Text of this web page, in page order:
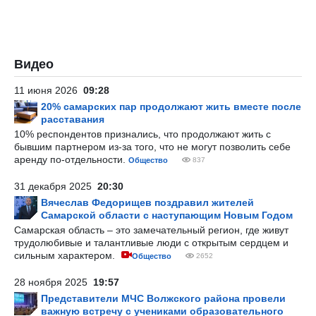
Видео
11 июня 2026 09:28
20% самарских пар продолжают жить вместе после
расставания
10% респондентов признались, что продолжают жить с
бывшим партнером из-за того, что не могут позволить себе
аренду по-отдельности.
Общество 837
31 декабря 2025 20:30
Вячеслав Федорищев поздравил жителей
Самарской области с наступающим Новым Годом
Самарская область – это замечательный регион, где живут
трудолюбивые и талантливые люди с открытым сердцем и
сильным характером.
Общество 2652
28 ноября 2025 19:57
Представители МЧС Волжского района провели
важную встречу с учениками образовательного